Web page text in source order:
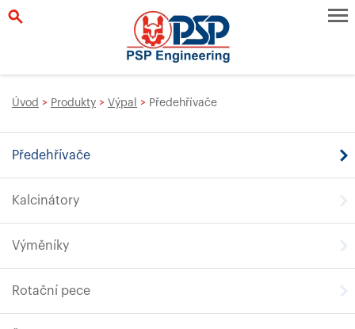
Úvod > Produkty > Výpal > Předehřívače
Předehřívače
Kalcinátory
Výměníky
Rotační pece